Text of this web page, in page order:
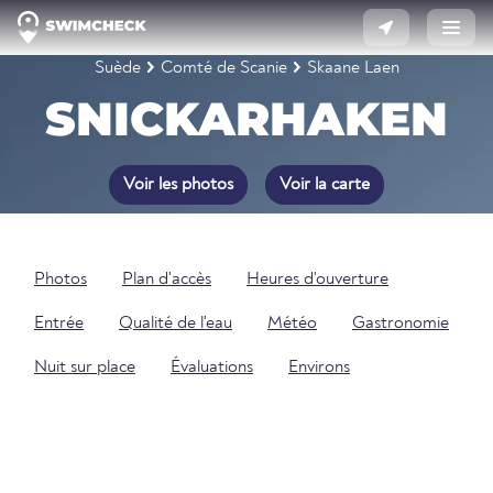
Suède Comté de Scanie Skaane Laen
SNICKARHAKEN
Voir les photos Voir la carte
Photos Plan d'accès Heures d'ouverture
Entrée Qualité de l'eau Météo Gastronomie
Nuit sur place Évaluations Environs